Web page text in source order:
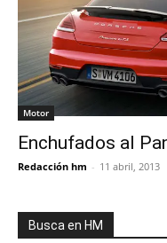
Motor
Enchufados al
Redacción hm - 11 abril, 2013
Busca en HM